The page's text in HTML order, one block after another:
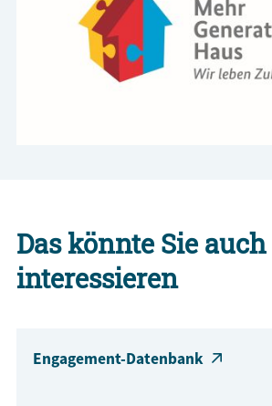
Das könnte Sie auch
interessieren
Engagement-Datenbank